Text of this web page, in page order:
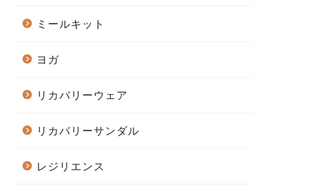
ミールキット
ヨガ
リカバリーウェア
リカバリーサンダル
レジリエンス